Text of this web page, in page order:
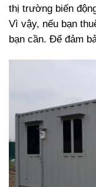
thị trường biến
Vì vậy, nếu bạn
bạn cần. Để đảm